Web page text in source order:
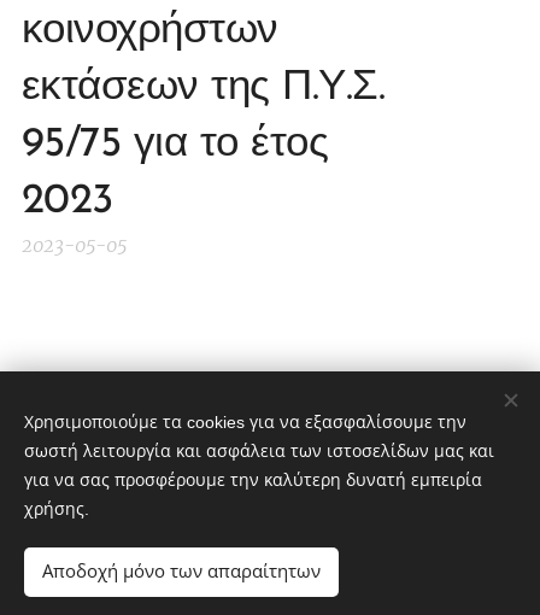
κοινοχρήστων
εκτάσεων της Π.Υ.Σ.
95/75 για το έτος
2023
2023-05-05
ΑΣΚΓΕ Σουφλιώτικα Κελάρια
Χρησιμοποιούμε τα cookies για να εξασφαλίσουμε την
σωστή λειτουργία και ασφάλεια των ιστοσελίδων μας και
για να σας προσφέρουμε την καλύτερη δυνατή εμπειρία
χρήσης.
Αποδοχή μόνο των απαραίτητων